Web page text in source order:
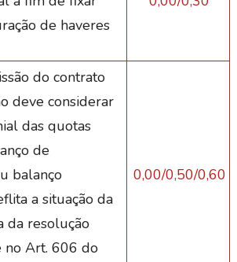
de haveres
do contrato
deve considerar
das quotas
de
balanço
a situação da
da resolução
no Art. 606 do
0,00/0,50/0,60